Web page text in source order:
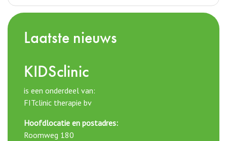
Laatste nieuws
KIDSclinic
is een onderdeel van:
FITclinic therapie bv
Hoofdlocatie en postadres:
Roomweg 180